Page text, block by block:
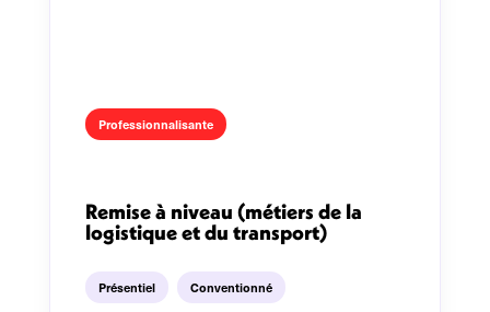
Professionnalisante
Remise à niveau (métiers de la
logistique et du transport)
Présentiel Conventionné